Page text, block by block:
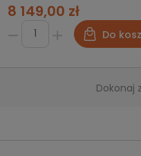
8 149,00 zł
Do
Dokonaj